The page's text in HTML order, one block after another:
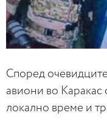
Според
авиони во Каракас
локално време и